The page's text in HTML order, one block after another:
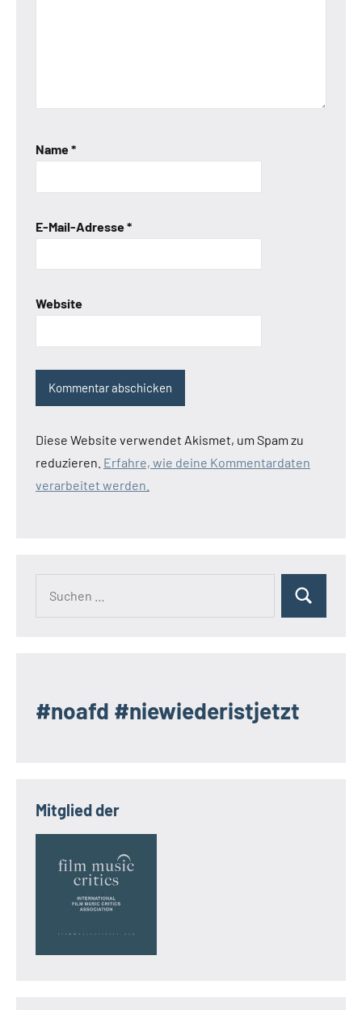
Name*
E-Mail-Adresse*
Website
Diese Website verwendet Akismet, um Spam zu
reduzieren. Erfahre, wie deine Kommentardaten
verarbeitet werden.
Suchen
#noafd #niewiederistjetzt
Mitglied der